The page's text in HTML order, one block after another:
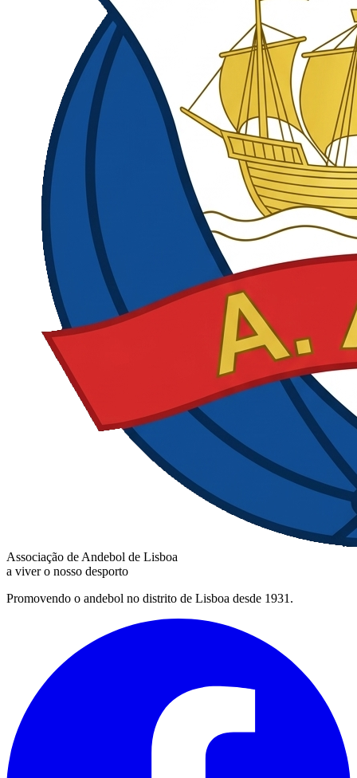
Associação de Andebol de Lisboa
a viver o nosso desporto
Promovendo o andebol no distrito de Lisboa desde 1931.